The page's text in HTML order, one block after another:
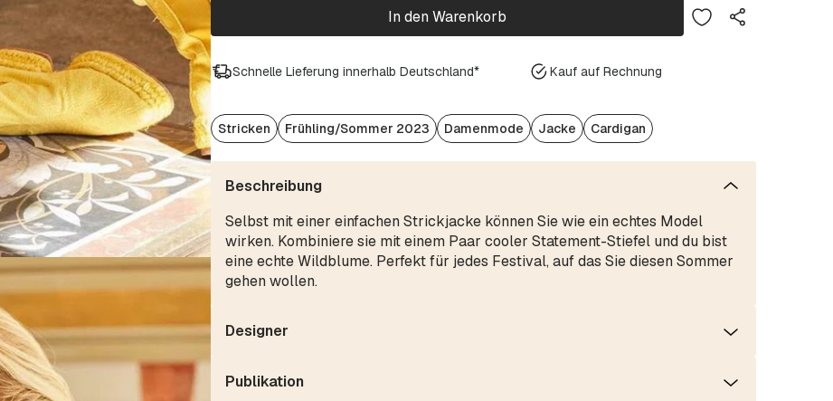
In den Warenkorb
Schnelle Lieferung innerhalb Deutschland* Kauf auf Rechnung
Stricken Frühling/Sommer 2023 Damenmode Jacke Cardigan
Beschreibung
Selbst mit einer einfachen Strickjacke können Sie wie ein echtes Model
wirken. Kombiniere sie mit einem Paar cooler Statement-Stiefel und du bist
eine echte Wildblume. Perfekt für jedes Festival, auf das Sie diesen Sommer
gehen wollen.
Designer
Publikation